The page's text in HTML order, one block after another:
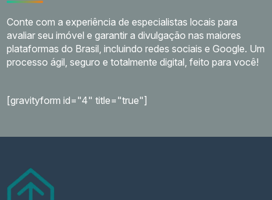
Conte com a experiência de especialistas locais para
avaliar seu imóvel e garantir a divulgação nas maiores
plataformas do Brasil, incluindo redes sociais e Google. Um
processo ágil, seguro e totalmente digital, feito para você!
[gravityform id="4" title="true"]